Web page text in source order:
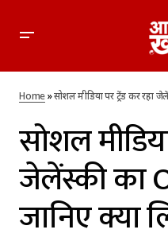
लिखा
Home»सोशल मीडिया पर ट्रेंड कर रहा
सोशल
जेलेंस्की का
जानिए क्या